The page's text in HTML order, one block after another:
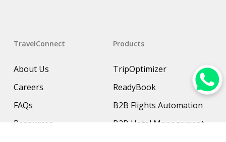
TravelConnect
About Us
Careers
FAQs
Resources
Products
TripOptimizer
ReadyBook
B2B Flights Automation
B2B Hotel Management